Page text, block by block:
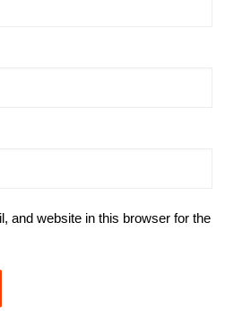
and website in this browser for the